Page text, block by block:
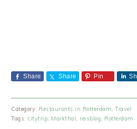
Share Share Pin
Category: Restaurants in Rotterdam,Travel
Tags:citytrip, Markthal, reisblog, Rotterdam